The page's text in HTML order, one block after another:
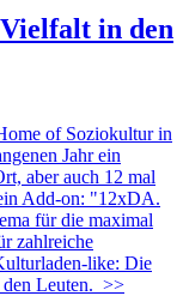
in den
of Soziokultur in
Jahr ein
aber auch 12 mal
Add-on: "12xDA.
für die maximal
zahlreiche
like: Die
Leuten. >>